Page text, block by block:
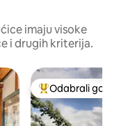
imaju visoke
i drugih kriterija.
Među najviše
Odabrali gosti